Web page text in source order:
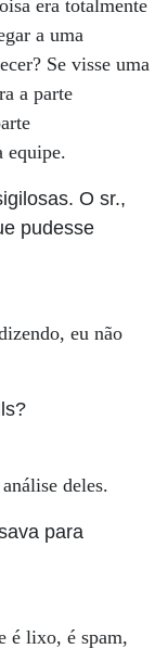
era totalmente
a uma
Se visse uma
a parte
equipe.
O sr.,
pudesse
eu não
deles.
para
é lixo, é spam,